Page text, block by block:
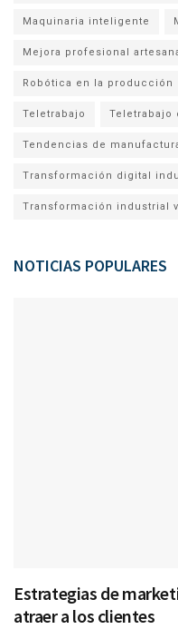
Maquinaria inteligente
Mejora profesional
Robótica en la producción
Teletrabajo Teletrabajo
Tendencias de
Transformación digital
Transformación industrial
NOTICIAS POPULARES
Estrategias de
atraer a los clientes